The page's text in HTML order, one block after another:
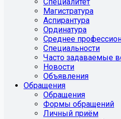
Магистратура
Аспирантура
Ординатура
Среднее
Специальности
Часто задаваемые
Новости
Объявления
Обращения
Обращения
Формы обращений
Личный приём